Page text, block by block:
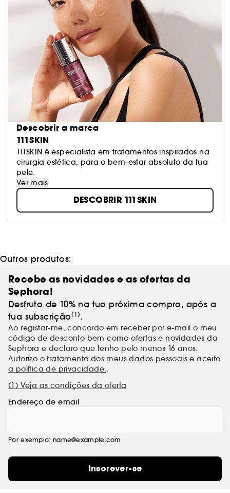
Descobrir a marca
111SKIN
111SKIN é especialista em tratamentos inspirados na
cirurgia estética, para o bem-estar absoluto da tua
pele.
Ver mais
DESCOBRIR 111SKIN
Outros produtos:
Recebe as novidades e as ofertas da
Sephora!
Desfruta de 10% na tua próxima compra, após a
tua subscrição(1) .
Ao registar-me, concordo em receber por e-mail o meu
código de desconto bem como ofertas e novidades da
Sephora e declaro que tenho pelo menos 16 anos.
Autorizo o tratamento dos meusdados pessoais e aceito
a política de privacidade.
(1) Veja as condições da oferta
Endereço de email
Por exemplo: name@example.com
Inscrever-se